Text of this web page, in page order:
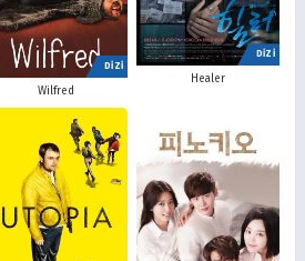
DİZİ
Wilfred
DİZİ
Healer